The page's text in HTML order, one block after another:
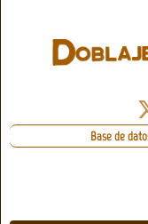
Base de